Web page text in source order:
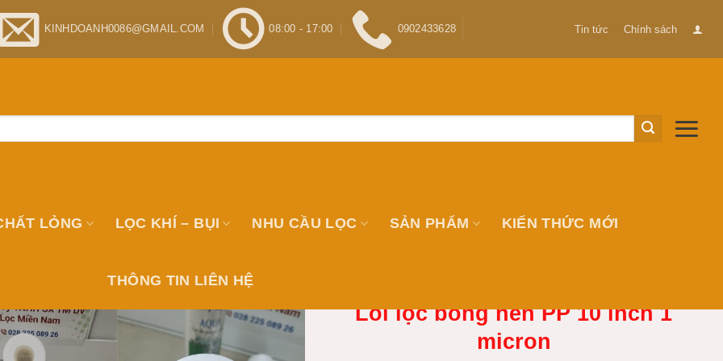
KINHDOANH0086@GMAIL.COM 08:00 - 17:00 0902433628 Tin tức Chính sách
LỎNG LỌC KHÍ – BỤI NHU CẦU LỌC SẢN PHẨM KIẾN THỨC MỚI
THÔNG TIN LIÊN HỆ
Lõi lọc bông nén PP 10 inch 1
micron